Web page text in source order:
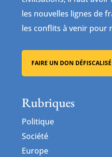
les nouvelles lignes de
les conflits à venir pour
FAIRE UN DON DÉFISCALISÉ
Rubriques
Politique
Société
Europe